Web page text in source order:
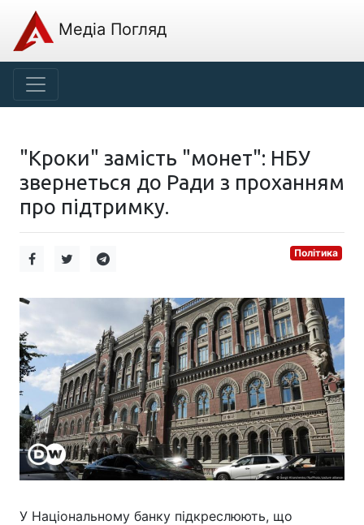
Медіа Погляд
"Кроки" замість "монет": НБУ
звернеться до Ради з проханням
про підтримку.
Політика
У Національному банку підкреслюють, що